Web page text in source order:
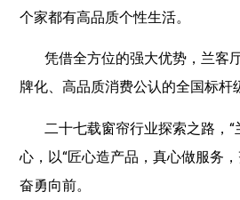
个家都有高品质个性生活。
凭借全方位的强大优势，兰客
牌化、高品质消费公认的全国标杆
二十七载窗帘行业探索之路，“
心，以“匠心造产品，真心做服务
奋勇向前。